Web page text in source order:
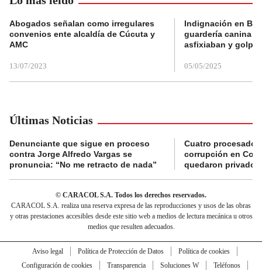
Abogados señalan como irregulares
convenios ente alcaldía de Cúcuta y
AMC
13/07/2023
Indignación en
guardería canina
asfixiaban y
05/05/2025
Últimas Noticias
Denunciante que sigue en proceso
contra Jorge Alfredo Vargas se
pronuncia: “No me retracto de nada”
Cuatro
corrupción en
quedaron
© CARACOL S.A. Todos los derechos reservados.
CARACOL S.A. realiza una reserva expresa de las reproducciones y usos de las obras
y otras prestaciones accesibles desde este sitio web a medios de lectura mecánica u otros
medios que resulten adecuados.
Aviso legal Política de Protección de Datos
Política de cookies
Configuración de cookies
Transparencia Soluciones W
Teléfonos